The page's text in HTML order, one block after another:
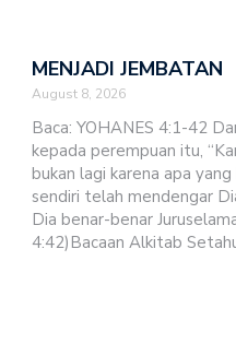
MENJADI JEMBATAN
August 8, 2026
Baca: YOHANES 4:1-42
kepada perempuan itu,
bukan lagi karena apa
sendiri telah mendengar
Dia benar-benar
4:42)Bacaan Alkitab